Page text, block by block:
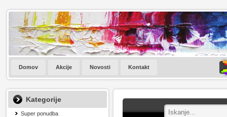
Domov Akcije Novosti Kontakt
Kategorije
Super ponudba